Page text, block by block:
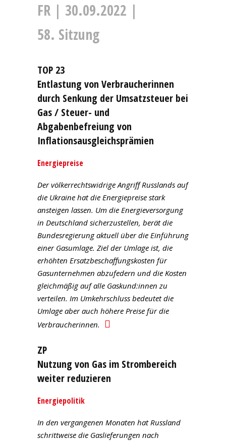
FR | 30.09.2022 |
58. Sitzung
TOP 23
Entlastung von Verbraucherinnen
durch Senkung der Umsatzsteuer bei
Gas / Steuer- und
Abgabenbefreiung von
Inflationsausgleichsprämien
Energiepreise
Der völkerrechtswidrige Angriff Russlands auf
die Ukraine hat die Energiepreise stark
ansteigen lassen. Um die Energieversorgung
in Deutschland sicherzustellen, berät die
Bundesregierung aktuell über die Einführung
einer Gasumlage. Ziel der Umlage ist, die
erhöhten Ersatzbeschaffungskosten für
Gasunternehmen abzufedern und die Kosten
gleichmäßig auf alle Gaskund:innen zu
verteilen. Im Umkehrschluss bedeutet die
Umlage aber auch höhere Preise für die
Verbraucherinnen.
ZP
Nutzung von Gas im Strombereich
weiter reduzieren
Energiepolitik
In den vergangenen Monaten hat Russland
schrittweise die Gaslieferungen nach